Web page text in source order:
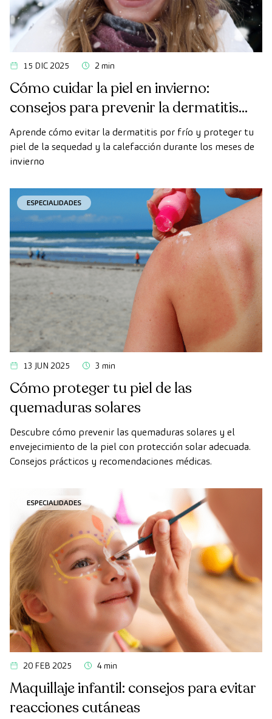
15 DIC 2025 2 min
Cómo cuidar la piel en invierno:
consejos para prevenir la dermatitis
por frío
Aprende cómo evitar la dermatitis por frío y proteger tu
piel de la sequedad y la calefacción durante los meses de
invierno
ESPECIALIDADES
13 JUN 2025 3 min
Cómo proteger tu piel de las
quemaduras solares
Descubre cómo prevenir las quemaduras solares y el
envejecimiento de la piel con protección solar adecuada.
Consejos prácticos y recomendaciones médicas.
ESPECIALIDADES
20 FEB 2025 4 min
Maquillaje infantil: consejos para evitar
reacciones cutáneas